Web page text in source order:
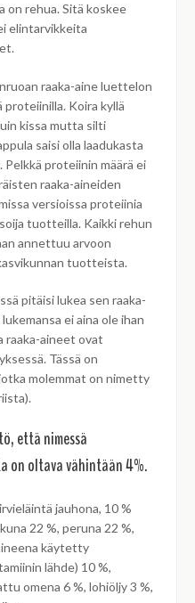
on rehua. Sitä koskee
elintarvikkeita
raaka-aine luettelon
proteiinilla. Koira kyllä
kissa mutta silti
saisi olla laadukasta
proteiinin määrä ei
raaka-aineiden
versioissa proteiinia
tuotteilla. Kaikki rehun
annettuu arvoon
tuotteista.
pitäisi lukea sen raaka-
ei aina ole ihan
raaka-aineet ovat
Tässä on
molemmat on nimetty
että nimessä
on oltava vähintään 4%.
jauhona, 10 %
22 %, peruna 22 %,
käytetty
lähde) 10 %,
omena 6 %, lohiöljy 3 %,